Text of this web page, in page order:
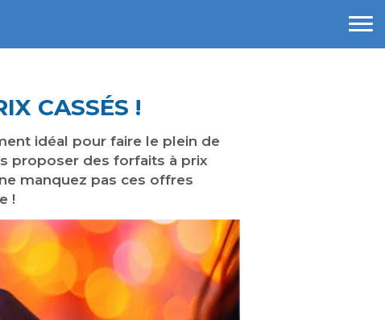
CASSÉS !
idéal pour faire le plein de
proposer des forfaits à prix
manquez pas ces offres
!